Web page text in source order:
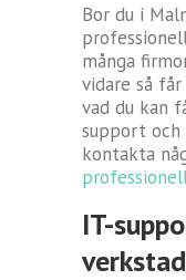
Bor du i
många
vidare så
vad du kan
support
kontakta
IT-